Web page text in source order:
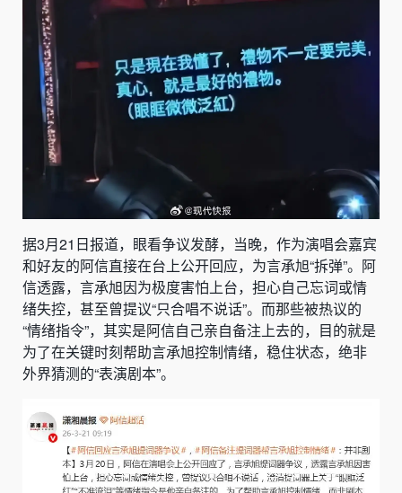
据3月21日报道，眼看争议发酵，当晚，作为演唱会嘉宾
和好友的阿信直接在台上公开回应，为言承旭“拆弹”。阿
信透露，言承旭因为极度害怕上台，担心自己忘词或情
绪失控，甚至曾提议“只合唱不说话”。而那些被热议的
“情绪指令”，其实是阿信自己亲自备注上去的，目的就是
为了在关键时刻帮助言承旭控制情绪，稳住状态，绝非
外界猜测的“表演剧本”。